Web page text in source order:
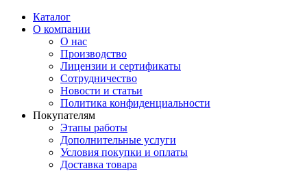
Каталог
О компании
О нас
Производство
Лицензии и сертификаты
Сотрудничество
Новости и статьи
Политика конфиденциальности
Покупателям
Этапы работы
Дополнительные услуги
Условия покупки и оплаты
Доставка товара